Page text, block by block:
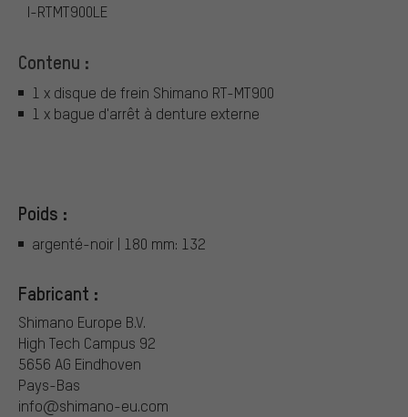
I-RTMT900LE
Contenu :
1 x disque de frein Shimano RT-MT900
1 x bague d'arrêt à denture externe
Poids :
argenté-noir | 180 mm: 132
Fabricant :
Shimano Europe B.V.
High Tech Campus 92
5656 AG Eindhoven
Pays-Bas
info@shimano-eu.com